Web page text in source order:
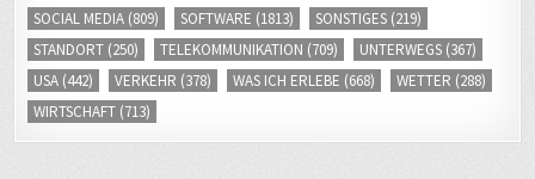
SOCIAL MEDIA (809) SOFTWARE (1813) SONSTIGES (219)
STANDORT (250) TELEKOMMUNIKATION (709) UNTERWEGS (367)
USA (442) VERKEHR (378) WAS ICH ERLEBE (668) WETTER (288)
WIRTSCHAFT (713)